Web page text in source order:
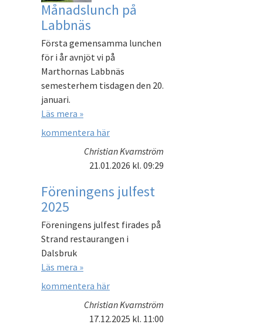
Månadslunch på
Labbnäs
Första gemensamma lunchen
för i år avnjöt vi på
Marthornas Labbnäs
semesterhem tisdagen den 20.
januari.
Läs mera »
kommentera här
Christian Kvarnström
21.01.2026 kl. 09:29
Föreningens julfest
2025
Föreningens julfest firades på
Strand restaurangen i
Dalsbruk
Läs mera »
kommentera här
Christian Kvarnström
17.12.2025 kl. 11:00